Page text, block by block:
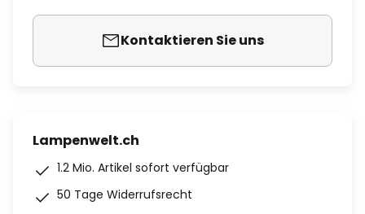
Kontaktieren Sie uns
Lampenwelt.ch
1.2 Mio. Artikel sofort verfügbar
50 Tage Widerrufsrecht